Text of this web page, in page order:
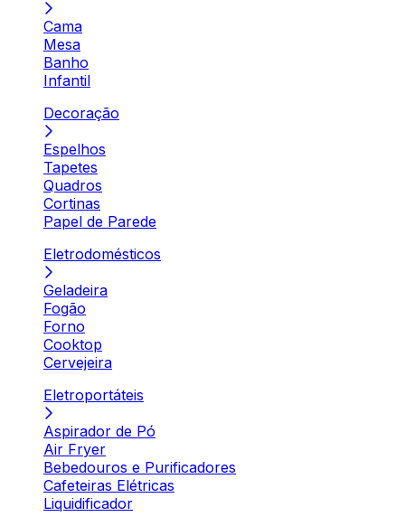
Cama
Mesa
Banho
Infantil
Decoração
Espelhos
Tapetes
Quadros
Cortinas
Papel de Parede
Eletrodomésticos
Geladeira
Fogão
Forno
Cooktop
Cervejeira
Eletroportáteis
Aspirador de Pó
Air Fryer
Bebedouros e Purificadores
Cafeteiras Elétricas
Liquidificador